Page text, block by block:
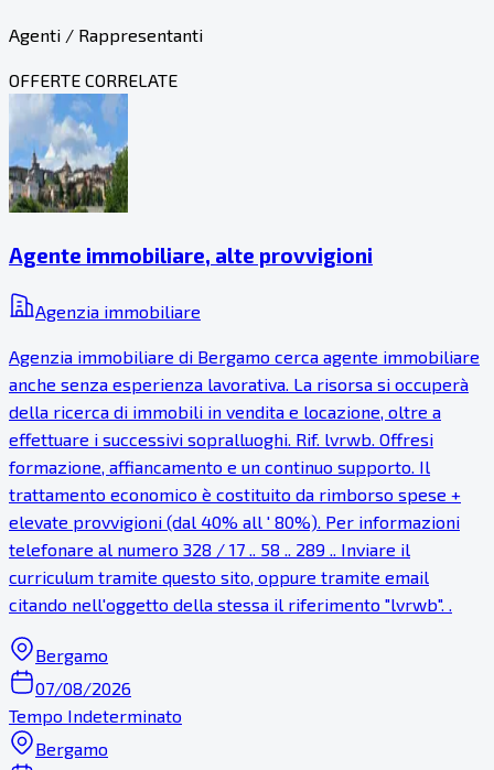
Agenti / Rappresentanti
OFFERTE CORRELATE
Agente immobiliare, alte provvigioni
Agenzia immobiliare
Agenzia immobiliare di Bergamo cerca agente immobiliare
anche senza esperienza lavorativa. La risorsa si occuperà
della ricerca di immobili in vendita e locazione, oltre a
effettuare i successivi sopralluoghi. Rif. lvrwb. Offresi
formazione, affiancamento e un continuo supporto. Il
trattamento economico è costituito da rimborso spese +
elevate provvigioni (dal 40% all ' 80%). Per informazioni
telefonare al numero 328 / 17 .. 58 .. 289 .. Inviare il
curriculum tramite questo sito, oppure tramite email
citando nell'oggetto della stessa il riferimento "lvrwb". .
Bergamo
07/08/2026
Tempo Indeterminato
Bergamo